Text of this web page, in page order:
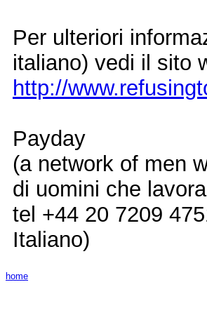
Per ulteriori
italiano) vedi il sito
http://
Payday
(a network of men
di uomini che
tel +44 20 7209
Italiano)
home